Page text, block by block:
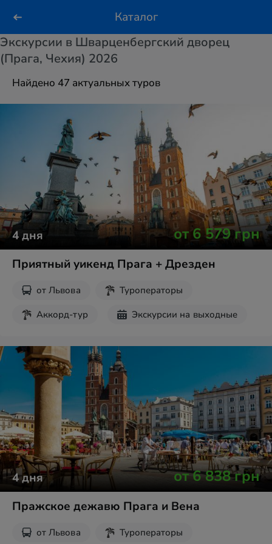
Каталог
Экскурсии в Шварценбергский дворец
(Прага, Чехия) 2026
Найдено 47 актуальных туров
4дня от6 579грн
Приятный уикенд Прага + Дрезден
от Львова
Туроператоры
Аккорд-тур
Экскурсии на выходные
4дня от6 838грн
Пражское дежавю Прага и Вена
от Львова
Туроператоры